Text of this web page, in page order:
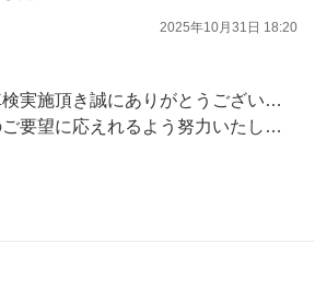
2025年10月31日 18:20
この度、当社で車検実施頂き誠にありがとうございました。
望に応えれるよう努力いたします。
れば、いつでもご相談ください。